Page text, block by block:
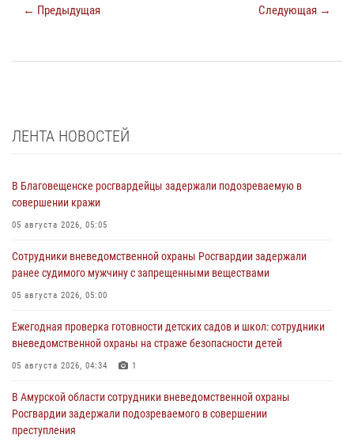
← Предыдущая Следующая →
ЛЕНТА НОВОСТЕЙ
В Благовещенске росгвардейцы задержали подозреваемую в
совершении кражи
05 августа 2026, 05:05
Сотрудники вневедомственной охраны Росгвардии задержали
ранее судимого мужчину с запрещенными веществами
05 августа 2026, 05:00
Ежегодная проверка готовности детских садов и школ: сотрудники
вневедомственной охраны на страже безопасности детей
05 августа 2026, 04:34 1
В Амурской области сотрудники вневедомственной охраны
Росгвардии задержали подозреваемого в совершении
преступления